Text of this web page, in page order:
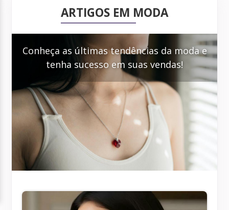
ARTIGOS EM MODA
Conheça as últimas tendências da moda e
tenha sucesso em suas vendas!